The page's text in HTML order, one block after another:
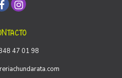
47 01 98